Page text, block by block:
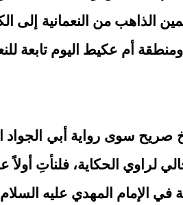
صريح سوى رواية أبي
لراوي الحكاية، فلنأتِ